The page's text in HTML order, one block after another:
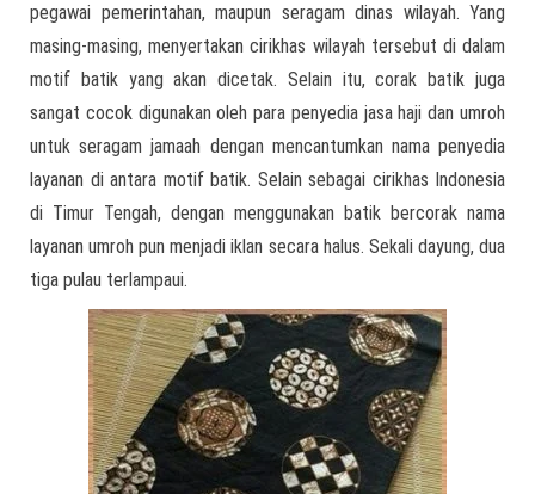
pegawai pemerintahan, maupun seragam dinas wilayah. Yang
masing-masing, menyertakan cirikhas wilayah tersebut di dalam
motif batik yang akan dicetak. Selain itu, corak batik juga
sangat cocok digunakan oleh para penyedia jasa haji dan umroh
untuk seragam jamaah dengan mencantumkan nama penyedia
layanan di antara motif batik. Selain sebagai cirikhas Indonesia
di Timur Tengah, dengan menggunakan batik bercorak nama
layanan umroh pun menjadi iklan secara halus. Sekali dayung, dua
tiga pulau terlampaui.